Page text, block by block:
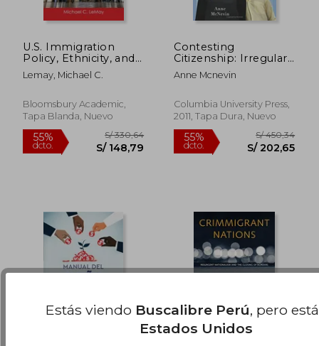
dcto. S/ 536,10 dcto. S/
U.S. Immigration
Policy, Ethnicity, and
Religion in American
History (en Inglés)
Lemay, Michael C.
Bloomsbury Academic,
Tapa Blanda, Nuevo
Contesting
Citizenship: Irregular
Migrants and new
Frontiers of the
Anne Mcnevin
Columbia University Press,
2011, Tapa Dura, Nuevo
Estás viendo Buscalibre Perú, pero
Estados Unidos